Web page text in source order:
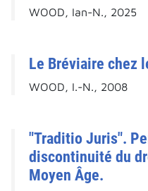
WOOD, Ian-N., 2025
Le Bréviaire chez
WOOD, I.-N., 2008
"Traditio Juris".
discontinuité du
Moyen Âge.